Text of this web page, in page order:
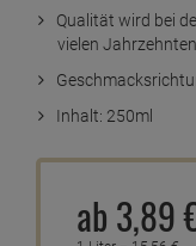
Qualität wird bei
vielen
Inhalt: 250ml
ab 3,89